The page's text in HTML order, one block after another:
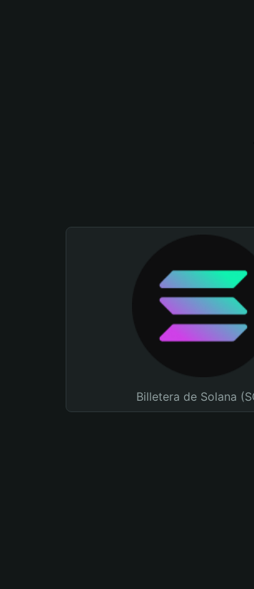
Billetera de Solana